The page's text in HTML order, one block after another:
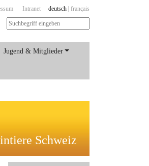
Intranet deutsch français
Jugend & Mitglieder
Schweiz